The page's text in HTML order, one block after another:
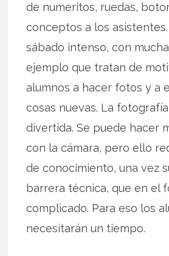
de numeritos, ruedas,
conceptos a los asistentes.
sábado intenso, con
ejemplo que tratan de
alumnos a hacer fotos y a
cosas nuevas. La
divertida. Se puede hacer
con la cámara, pero ello
de conocimiento, una vez
barrera técnica, que en el
complicado. Para eso los
necesitarán un tiempo.